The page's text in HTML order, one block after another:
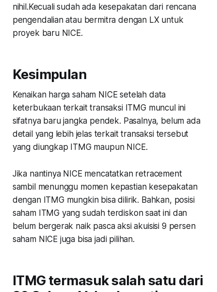
nihil.Kecuali sudah ada kesepakatan dari rencana
pengendalian atau bermitra dengan LX untuk
proyek baru NICE.
Kesimpulan
Kenaikan harga saham NICE setelah data
keterbukaan terkait transaksi ITMG muncul ini
sifatnya baru jangka pendek. Pasalnya, belum ada
detail yang lebih jelas terkait transaksi tersebut
yang diungkap ITMG maupun NICE.
Jika nantinya NICE mencatatkan retracement
sambil menunggu momen kepastian kesepakatan
dengan ITMG mungkin bisa dilirik. Bahkan, posisi
saham ITMG yang sudah terdiskon saat ini dan
belum bergerak naik pasca aksi akuisisi 9 persen
saham NICE juga bisa jadi pilihan.
ITMG termasuk salah satu dari